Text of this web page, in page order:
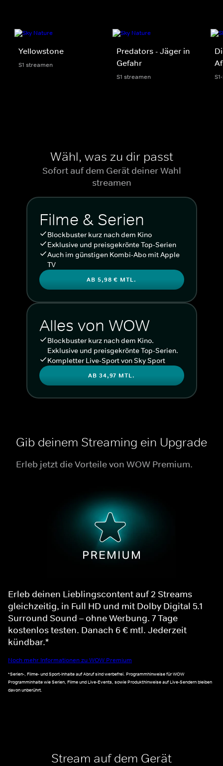
Yellowstone
S1 streamen
Predators - Jäger in
Gefahr
S1 streamen
Wähl, was zu dir passt
Sofort auf dem Gerät deiner Wahl
streamen
Filme & Serien
Blockbuster kurz nach dem Kino
Exklusive und preisgekrönte Top-Serien
Auch im günstigen Kombi-Abo mit Apple
TV
AB 5,98 € MTL.
Alles von WOW
Blockbuster kurz nach dem Kino.
Exklusive und preisgekrönte Top-Serien.
Kompletter Live-Sport von Sky Sport
AB 34,97 MTL.
Gib deinem Streaming ein Upgrade
Erleb jetzt die Vorteile von WOW Premium.
Erleb deinen Lieblingscontent auf 2 Streams
gleichzeitig, in Full HD und mit Dolby Digital 5.1
Surround Sound – ohne Werbung. 7 Tage
kostenlos testen. Danach 6 € mtl. Jederzeit
kündbar.*
Noch mehr Informationen zu WOW Premium
*Serien-, Filme- und Sport-Inhalte auf Abruf sind werbefrei. Programmhinweise für WOW
Programminhalte wie Serien, Filme und Live-Events, sowie Produkthinweise auf Live-Sendern bleiben
davon unberührt.
Stream auf dem Gerät